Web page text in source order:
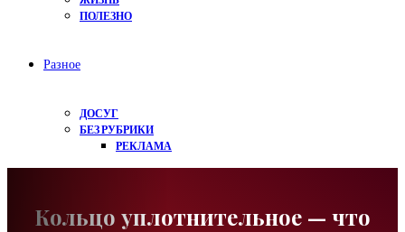
ПОЛЕЗНО
Разное
ДОСУГ
БЕЗ РУБРИКИ
РЕКЛАМА
Кольцо уплотнительное — что